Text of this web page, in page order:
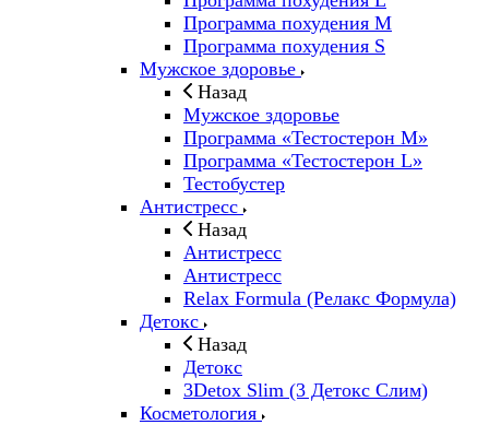
Программа похудения M
Программа похудения S
Мужское здоровье
Назад
Мужское здоровье
Программа «Тестостерон M»
Программа «Тестостерон L»
Тестобустер
Антистресс
Назад
Антистресс
Антистресс
Relax Formula (Релакс Формула)
Детокс
Назад
Детокс
3Detox Slim (3 Детокс Слим)
Косметология